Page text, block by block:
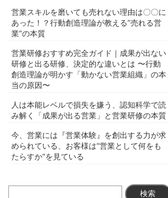
営業スキルを磨いても売れない理由は〇〇に
あった！？行動創造理論が教える”売れる営
業”の本質
営業研修おすすめ完全ガイド｜成果が出ない
研修と出る研修、決定的な違いとは 〜行動
創造理論が明かす「動かない営業組織」の本
当の原因〜
人は本能レベルで損失を嫌う、認知科学で読
み解く「成果が出る営業」と営業研修の本質
今、営業には『営業体験』を創出する力が求
められている、お客様は“営業として何をも
たらすか”を見ている
検